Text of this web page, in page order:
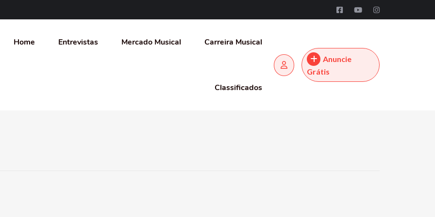
Home Entrevistas Mercado Musical Carreira Musical
Classificados
Anuncie
Grátis